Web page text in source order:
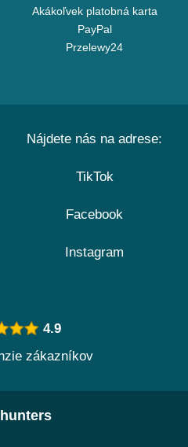
Akákoľvek platobná karta
PayPal
Przelewy24
Nájdete nás na adrese:
TikTok
Facebook
Instagram
4.9
zákazníkov